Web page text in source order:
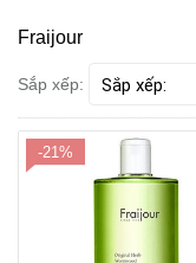
Fraijour
Sắp xếp:
-21%